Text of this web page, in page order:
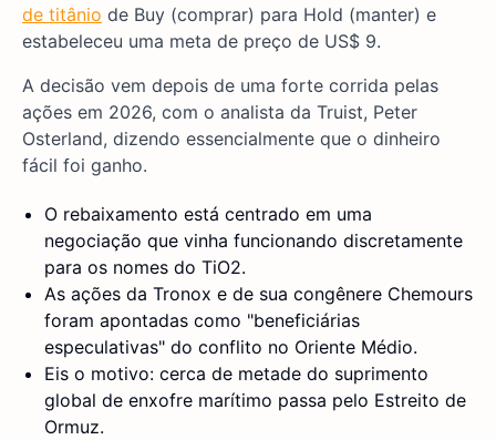
de titânio de Buy (comprar) para Hold (manter) e
estabeleceu uma meta de preço de US$ 9.
A decisão vem depois de uma forte corrida pelas
ações em 2026, com o analista da Truist, Peter
Osterland, dizendo essencialmente que o dinheiro
fácil foi ganho.
O rebaixamento está centrado em uma
negociação que vinha funcionando discretamente
para os nomes do TiO2.
As ações da Tronox e de sua congênere Chemours
foram apontadas como "beneficiárias
especulativas" do conflito no Oriente Médio.
Eis o motivo: cerca de metade do suprimento
global de enxofre marítimo passa pelo Estreito de
Ormuz.